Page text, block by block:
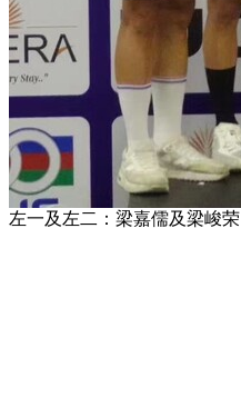
左一及左二：梁嘉儒及梁峻荣